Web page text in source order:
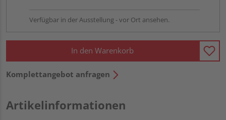
Verfügbar in der Ausstellung - vor Ort ansehen.
In den Warenkorb
Komplettangebot anfragen
Artikelinformationen